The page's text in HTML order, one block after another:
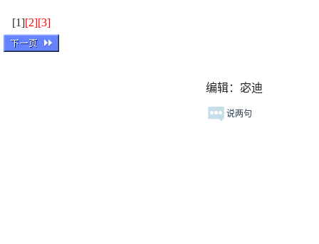
[1][2][3]
编辑：宓迪
说两句